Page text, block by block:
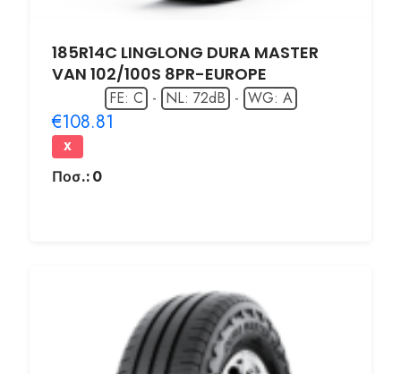
185R14C LINGLONG DURA MASTER
VAN 102/100S 8PR-EUROPE
FE: C - NL: 72dB - WG: A
€108.81
X
Ποσ.:0